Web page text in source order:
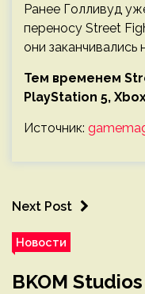
Ранее Голливуд
переносу Street
они заканчивались
Тем временем
PlayStation 5,
Источник:
Next Post
Новости
BKOM